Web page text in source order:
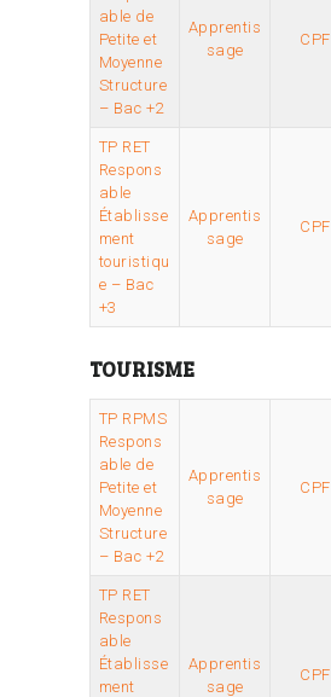
able de
Petite et
Moyenne
Structure
– Bac +2
Apprentis
sage
CPF
TP RET
Respons
able
Établisse
ment
touristiqu
e – Bac
+3
Apprentis
sage
CPF
TOURISME
TP RPMS
Respons
able de
Petite et
Moyenne
Structure
– Bac +2
Apprentis
sage
CPF
TP RET
Respons
able
Établisse
ment
Apprentis
sage
CPF